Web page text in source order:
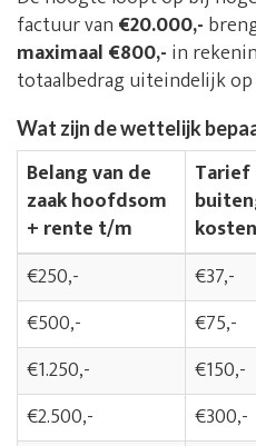
factuur van €20.000,-
maximaal €800,- in
totaalbedrag uiteindelijk op
Wat zijn de wettelijk
Belang van de
zaak hoofdsom
+ rente t/m
Tarief
kosten
€250,-
€37,-
€500,-
€75,-
€1.250,-
€150,-
€2.500,-
€300,-